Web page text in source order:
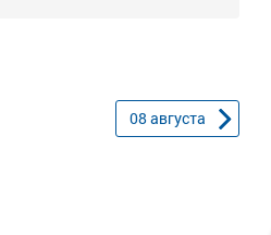
08 августа